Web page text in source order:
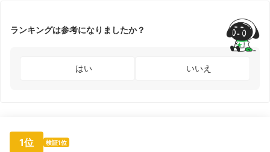
ランキングは参考になりましたか？
はい いいえ
1位 検証1位